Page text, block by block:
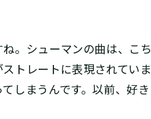
。シューマンの曲は、こち
トレートに表現されていま
しまうんです。以前、好き